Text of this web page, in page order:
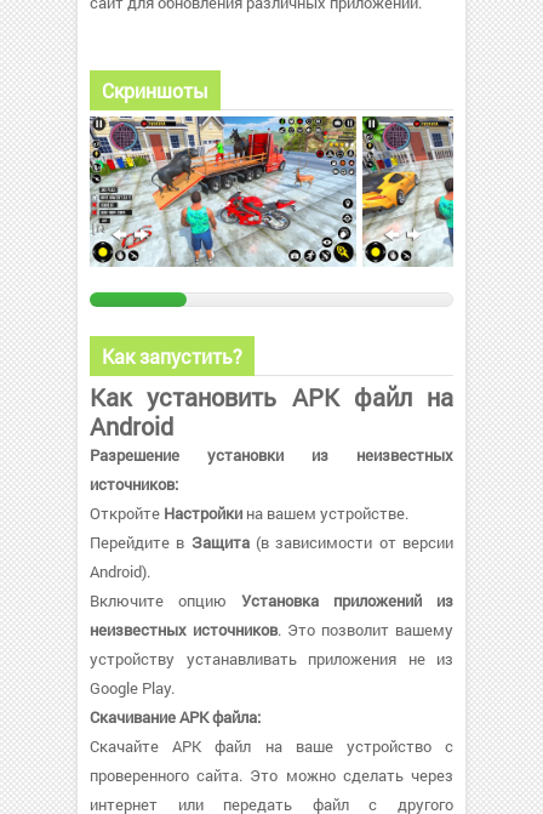
Скриншоты
Как запустить?
Как установить APK файл на
Android
Разрешение установки из неизвестных
источников:
Откройте Настройки на вашем устройстве.
Перейдите в Защита(в зависимости от версии
Android).
Включите опцию Установка приложений из
неизвестных источников. Это позволит вашему
устройству устанавливать приложения не из
Google Play.
Скачивание APK файла:
Скачайте APK файл на ваше устройство с
проверенного сайта. Это можно сделать через
интернет или передать файл с другого